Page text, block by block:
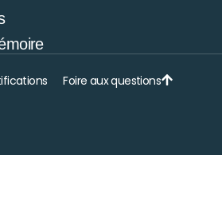
Foire aux questions